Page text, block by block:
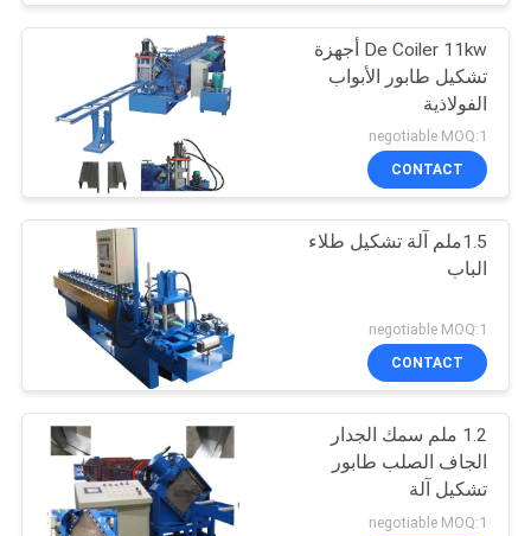
أخبار
اطلب
اقتباس
خريطة
PRIVACY
POLICY
De Coiler 11kw أجهزة
تشكيل طابور الأبواب
الفولاذية
negotiable MOQ:1
CONTACT
1.5ملم آلة تشكيل طلاء
الباب
negotiable MOQ:1
CONTACT
1.2 ملم سمك الجدار
الجاف الصلب طابور
تشكيل آلة
negotiable MOQ:1